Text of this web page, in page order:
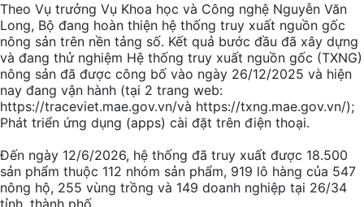
Theo Vụ trưởng Vụ Khoa học và Công nghệ Nguyễn Văn
Long, Bộ đang hoàn thiện hệ thống truy xuất nguồn gốc
nông sản trên nền tảng số. Kết quả bước đầu đã xây dựng
và đang thử nghiệm Hệ thống truy xuất nguồn gốc (TXNG)
nông sản đã được công bố vào ngày 26/12/2025 và hiện
nay đang vận hành (tại 2 trang web:
https://traceviet.mae.gov.vn/và https://txng.mae.gov.vn/);
Phát triển ứng dụng (apps) cài đặt trên điện thoại.
Đến ngày 12/6/2026, hệ thống đã truy xuất được 18.500
sản phẩm thuộc 112 nhóm sản phẩm, 919 lô hàng của 547
nông hộ, 255 vùng trồng và 149 doanh nghiệp tại 26/34
tỉnh, thành phố.